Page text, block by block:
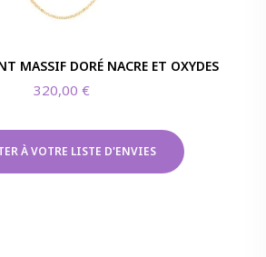
MASSIF DORÉ NACRE ET OXYDES
320,00€
À VOTRE LISTE D'ENVIES